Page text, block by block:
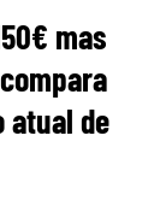
mas
atual de